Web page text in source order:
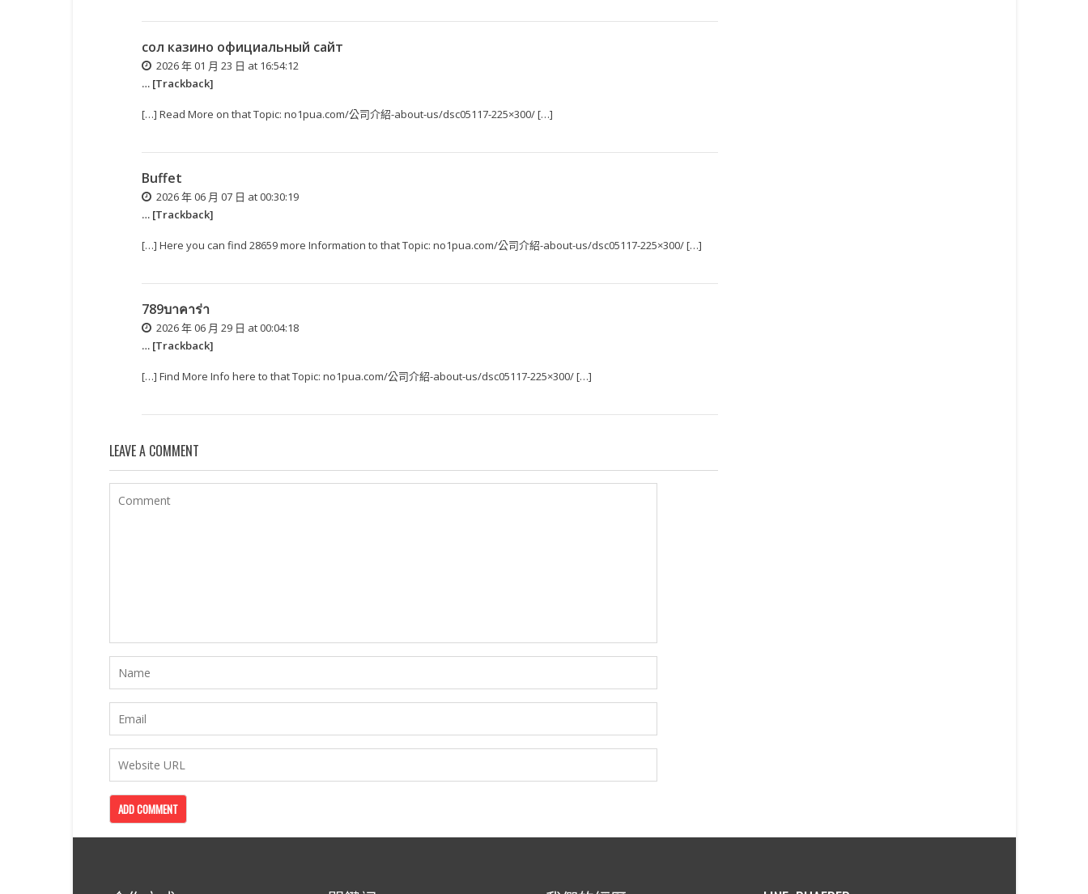
сол казино официальный сайт
2026 年 01 月 23 日 at 16:54:12
… [Trackback]
[…] Read More on that Topic: no1pua.com/公司介紹-about-us/dsc05117-225×300/ […]
Buffet
2026 年 06 月 07 日 at 00:30:19
… [Trackback]
[…] Here you can find 28659 more Information to that Topic: no1pua.com/公司介紹-about-us/dsc05117-225×300/ […]
789บาคาร่า
2026 年 06 月 29 日 at 00:04:18
… [Trackback]
[…] Find More Info here to that Topic: no1pua.com/公司介紹-about-us/dsc05117-225×300/ […]
LEAVE A COMMENT